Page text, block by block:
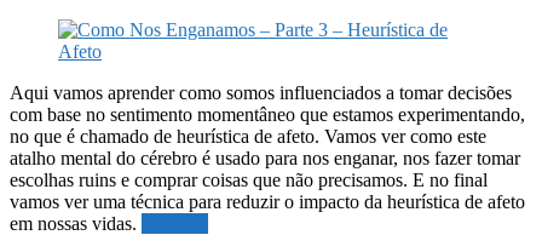
Aqui vamos aprender como somos influenciados a tomar decisões
com base no sentimento momentâneo que estamos experimentando,
no que é chamado de heurística de afeto. Vamos ver como este
atalho mental do cérebro é usado para nos enganar, nos fazer tomar
escolhas ruins e comprar coisas que não precisamos. E no final
vamos ver uma técnica para reduzir o impacto da heurística de afeto
em nossas vidas.